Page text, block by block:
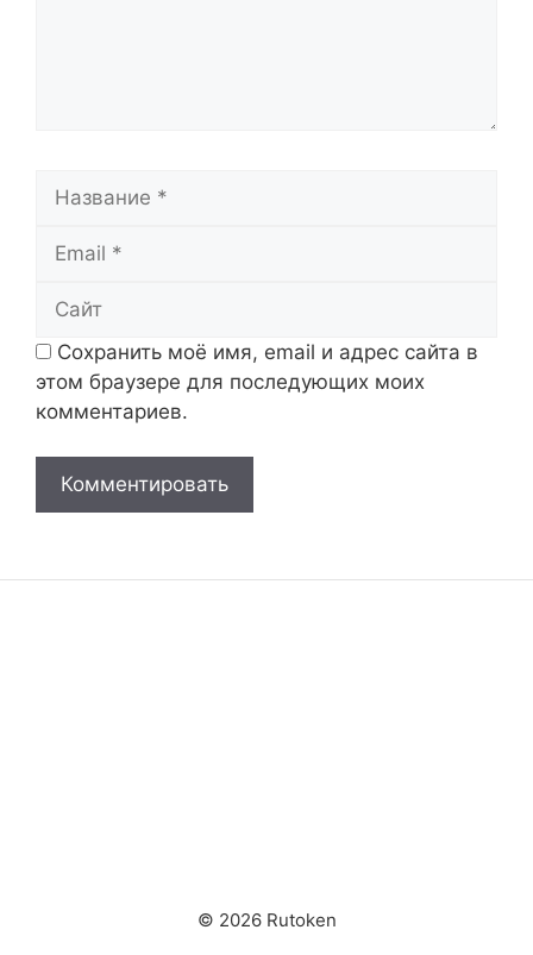
Сохранить моё имя, email и адрес сайта в
этом браузере для последующих моих
комментариев.
© 2026 Rutoken